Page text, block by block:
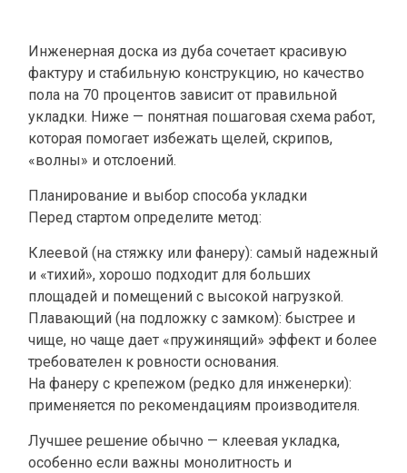
Инженерная доска из дуба сочетает красивую
фактуру и стабильную конструкцию, но качество
пола на 70 процентов зависит от правильной
укладки. Ниже — понятная пошаговая схема работ,
которая помогает избежать щелей, скрипов,
«волны» и отслоений.
Планирование и выбор способа укладки
Перед стартом определите метод:
Клеевой (на стяжку или фанеру): самый надежный
и «тихий», хорошо подходит для больших
площадей и помещений с высокой нагрузкой.
Плавающий (на подложку с замком): быстрее и
чище, но чаще дает «пружинящий» эффект и более
требователен к ровности основания.
На фанеру с крепежом (редко для инженерки):
применяется по рекомендациям производителя.
Лучшее решение обычно — клеевая укладка,
особенно если важны монолитность и